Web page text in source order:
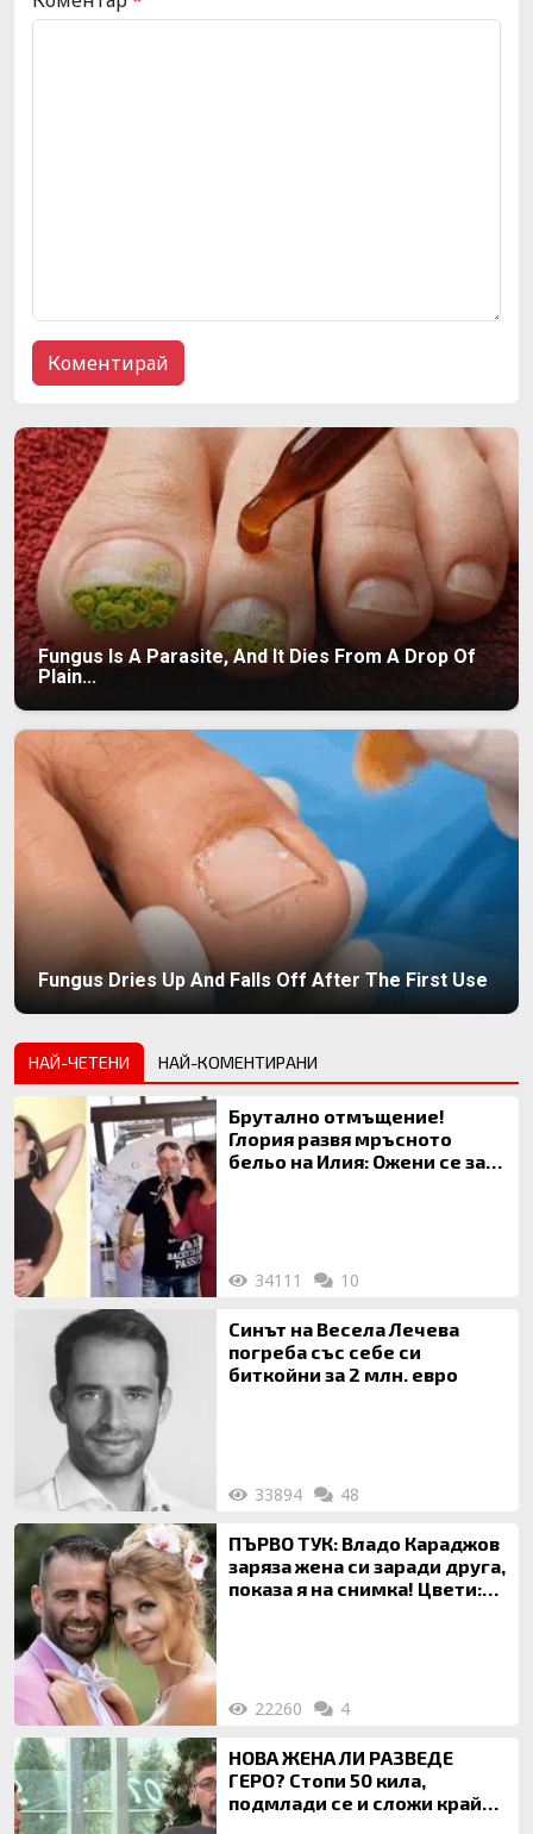
Fungus Is A Parasite, And It Dies From A Drop Of
Plain...
Fungus Dries Up And Falls Off After The First Use
НАЙ-ЧЕТЕНИ НАЙ-КОМЕНТИРАНИ
Брутално отмъщение!
Глория развя мръсното
бельо на Илия: Ожени се за
34111 10
Синът на Весела Лечева
погреба със себе си
биткойни за 2 млн. евро
33894 48
ПЪРВО ТУК: Владо Караджов
заряза жена си заради друга,
показа я на снимка! Цвети:
22260 4
НОВА ЖЕНА ЛИ РАЗВЕДЕ
ГЕРО? Стопи 50 кила,
подмлади се и сложи край